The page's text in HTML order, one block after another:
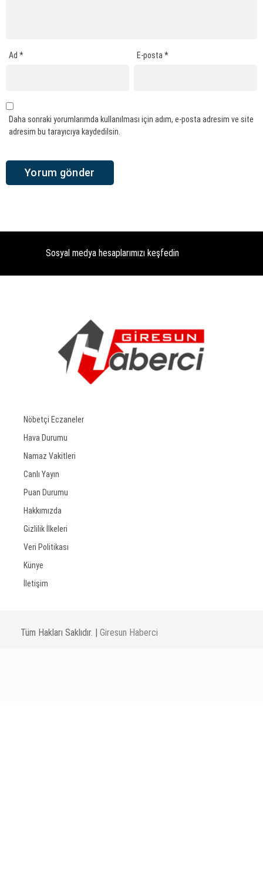
Ad * E-posta*
Daha sonraki yorumlarımda kullanılması için adım, e-posta adresim ve site
adresim bu tarayıcıya kaydedilsin.
Sosyal medya hesaplarımızı keşfedin
Nöbetçi Eczaneler
Hava Durumu
Namaz Vakitleri
Canlı Yayın
Puan Durumu
Hakkımızda
Gizlilik İlkeleri
Veri Politikası
Künye
İletişim
Tüm Hakları Saklıdır. | Giresun Haberci